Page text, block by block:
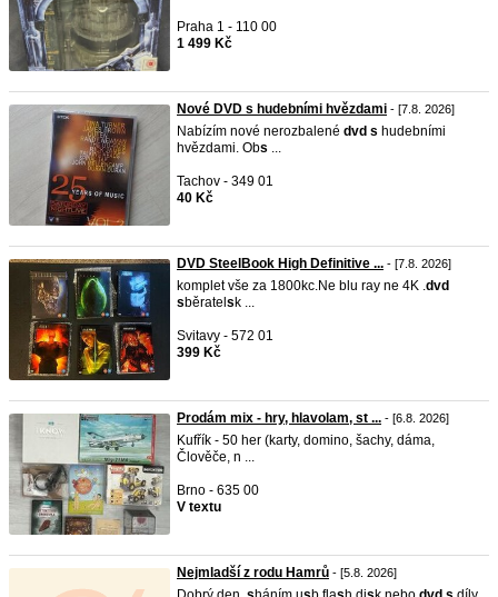
Praha 1 - 110 00
1 499 Kč
Nové DVD s hudebními hvězdami - [7.8. 2026]
Nabízím nové nerozbalené dvd s hudebními
hvězdami. Obs ...
Tachov - 349 01
40 Kč
DVD SteelBook High Definitive ... - [7.8. 2026]
komplet vše za 1800kc.Ne blu ray ne 4K .dvd
sběratel sk ...
Svitavy - 572 01
399 Kč
Prodám mix - hry, hlavolam, st ... - [6.8. 2026]
Kufřík - 50 her (karty, domino, šachy, dáma,
Člověče, n ...
Brno - 635 00
V textu
Nejmladší z rodu Hamrů - [5.8. 2026]